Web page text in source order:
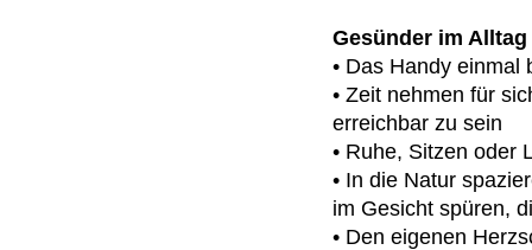
Gesünder im Alltag
• Das Handy einmal
• Zeit nehmen für
erreichbar zu sein
• Ruhe, Sitzen oder
• In die Natur
im Gesicht spüren,
• Den eigenen